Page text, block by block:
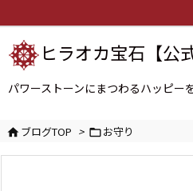
ヒラオカ宝石【公
パワーストーンにまつわるハッピー
ブログTOP > お守り